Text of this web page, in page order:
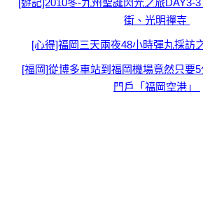
街、光明禪寺
[心得]福岡三天兩夜48小時彈丸採訪
[福岡]從博多車站到福岡機場竟然只要
門戶「福岡空港」